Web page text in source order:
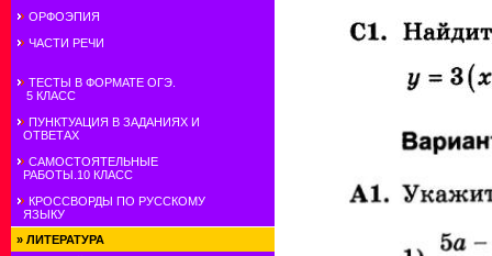
ОРФОЭПИЯ
ЧАСТИ РЕЧИ
ТЕСТЫ В ФОРМАТЕ ОГЭ.
5 КЛАСС
ПУНКТУАЦИЯ В ЗАДАНИЯХ И
ОТВЕТАХ
САМОСТОЯТЕЛЬНЫЕ
РАБОТЫ.10 КЛАСС
КРОССВОРДЫ ПО РУССКОМУ
ЯЗЫКУ
» ЛИТЕРАТУРА